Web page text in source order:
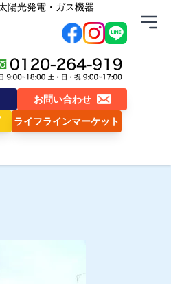
陽光発電・ガス機器
お問い合わせ
ライフラインマーケット